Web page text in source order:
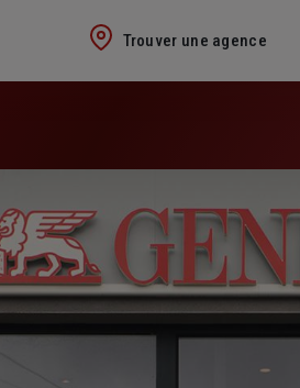
Trouver une agence